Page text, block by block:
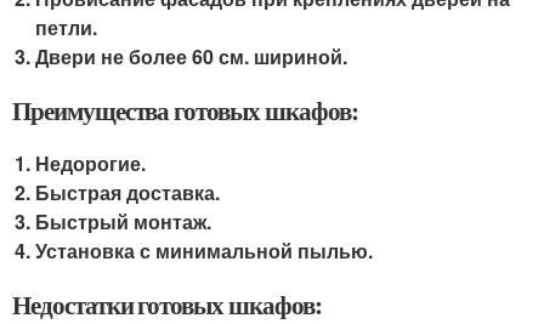
петли.
Двери не более 60 см. шириной.
Преимущества готовых шкафов:
Недорогие.
Быстрая доставка.
Быстрый монтаж.
Установка с минимальной пылью.
Недостатки готовых шкафов: